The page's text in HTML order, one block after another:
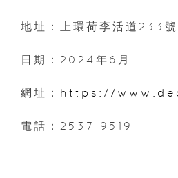
地址：上環荷李活道233
日期：2024年6月
網址： https://
電話：2537 9519